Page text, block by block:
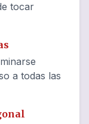
tocar
a todas las